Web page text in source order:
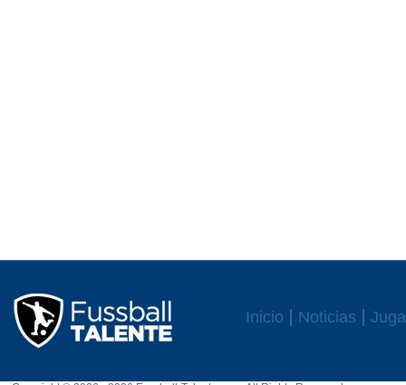
Inicio Noticias